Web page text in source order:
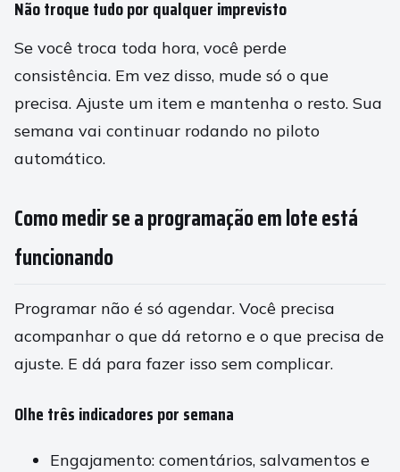
Não troque tudo por qualquer imprevisto
Se você troca toda hora, você perde
consistência. Em vez disso, mude só o que
precisa. Ajuste um item e mantenha o resto. Sua
semana vai continuar rodando no piloto
automático.
Como medir se a programação em lote está
funcionando
Programar não é só agendar. Você precisa
acompanhar o que dá retorno e o que precisa de
ajuste. E dá para fazer isso sem complicar.
Olhe três indicadores por semana
Engajamento: comentários, salvamentos e